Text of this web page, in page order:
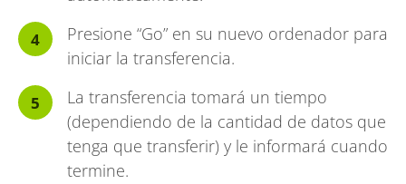
Presione “Go” en su nuevo ordenador para
iniciar la transferencia.
La transferencia tomará un tiempo
(dependiendo de la cantidad de datos que
tenga que transferir) y le informará cuando
termine.